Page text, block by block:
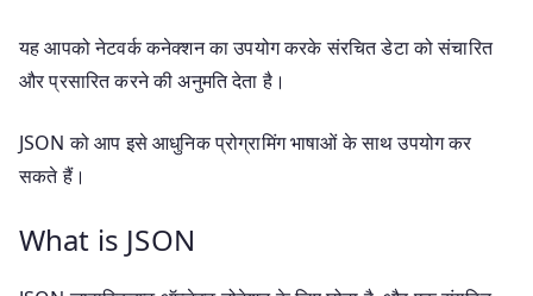
यह आपको नेटवर्क कनेक्शन का उपयोग करके संरचित डेटा को संचारित
और प्रसारित करने की अनुमति देता है।
JSON को आप इसे आधुनिक प्रोग्रामिंग भाषाओं के साथ उपयोग कर
सकते हैं।
What is JSON